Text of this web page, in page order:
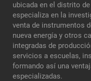
ubicada en el distrito
especializa en la
venta de instrumentos
nueva energía y otros
integradas de
servicios a escuelas,
formando así una
especializadas.